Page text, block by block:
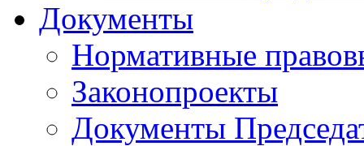
Документы
Нормативные
Законопроекты
Документы